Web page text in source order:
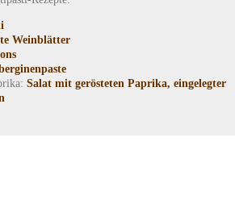
Weinblätter
Salat mit gerösteten Paprika, eingelegter